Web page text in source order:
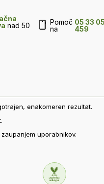
nad 50
Pomoč
na
05 33
459
enakomeren rezultat.
uporabnikov.